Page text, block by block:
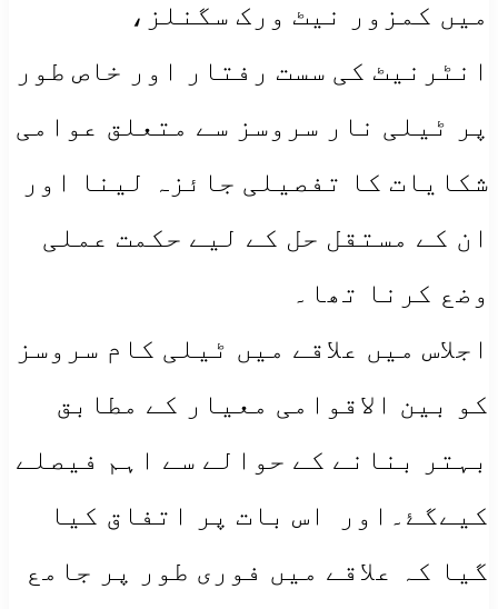
میں کمزور نیٹ ورک سگنلز،
انٹرنیٹ کی سست رفتار اور خاص طور
پر ٹیلی نار سروسز سے متعلق عوامی
شکایات کا تفصیلی جائزہ لینا اور
ان کے مستقل حل کے لیے حکمت عملی
وضع کرنا تھا۔
​اجلاس میں علاقے میں ٹیلی کام سروسز
کو بین الاقوامی معیار کے مطابق
بہتر بنانے کے حوالے سے اہم فیصلے
کیےگۓ۔اور ​ اس بات پر اتفاق کیا
گیا کہ علاقے میں فوری طور پر جامع